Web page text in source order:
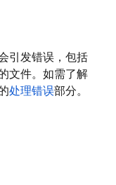
引发错误，包括
文件。如需了解
处理错误部分。